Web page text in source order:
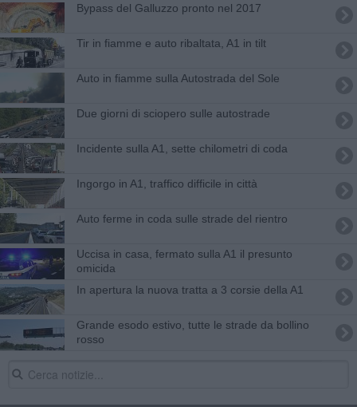
Bypass del Galluzzo pronto nel 2017
Tir in fiamme e auto ribaltata, A1 in tilt
Auto in fiamme sulla Autostrada del Sole
Due giorni di sciopero sulle autostrade
Incidente sulla A1, sette chilometri di coda
Ingorgo in A1, traffico difficile in città
Auto ferme in coda sulle strade del rientro
Uccisa in casa, fermato sulla A1 il presunto
omicida
In apertura la nuova tratta a 3 corsie della A1
Grande esodo estivo, tutte le strade da bollino
rosso